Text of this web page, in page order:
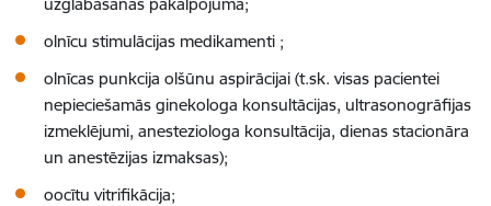
olnīcu stimulācijas medikamenti ;
olnīcas punkcija olšūnu aspirācijai (t.sk. visas pacientei
nepieciešamās ginekologa konsultācijas, ultrasonogrāfijas
izmeklējumi, anesteziologa konsultācija, dienas stacionāra
un anestēzijas izmaksas);
oocītu vitrifikācija;